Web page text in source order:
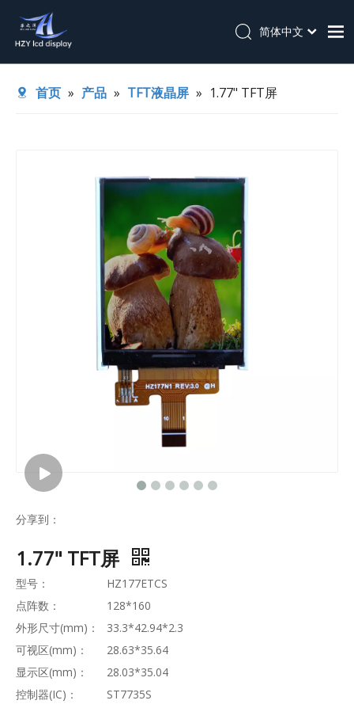
简体中文
首页 » 产品 » TFT液晶屏 » 1.77" TFT屏
分享到：
1.77" TFT屏
型号：
HZ177ETCS
点阵数：
128*160
外形尺寸(mm)：
33.3*42.94*2.3
可视区(mm)：
28.63*35.64
显示区(mm)：
28.03*35.04
控制器(IC)：
ST7735S